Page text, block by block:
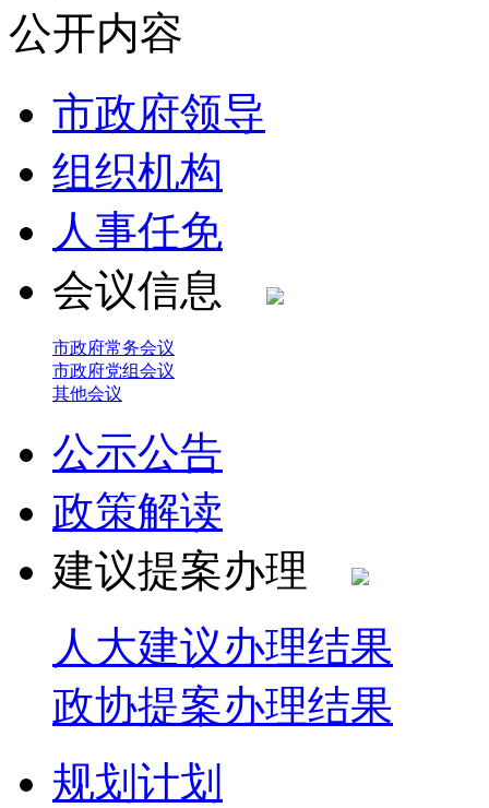
公开内容
市政府领导
组织机构
人事任免
会议信息
市政府常务会议
市政府党组会议
其他会议
公示公告
政策解读
建议提案办理
人大建议办理结果
政协提案办理结果
规划计划